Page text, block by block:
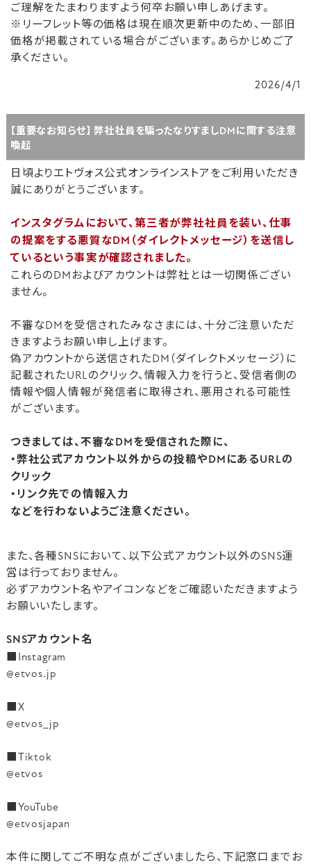
ご理解をたまわりますよう何卒お願い申しあげます。
※リーフレット等の価格は現在順次更新中のため、一部旧
価格が掲載されている場合がございます。あらかじめご了
承ください。
2026/4/1
【重要なお知らせ】 弊社社員を騙ったなりすましDMに関する注意
喚起
日頃よりエトヴォス公式オンラインストアをご利用いただき
誠にありがとうございます。
インスタグラムにおいて、第三者が弊社社員を装い、仕事
の提案をする悪質なDM（ダイレクトメッセージ）を送信し
ているという事実が確認されました。
これらのDMおよびアカウントは弊社とは一切関係ござい
ません。
不審なDMを受信されたみなさまには、十分ご注意いただ
きますようお願い申し上げます。
偽アカウントから送信されたDM（ダイレクトメッセージ）に
記載されたURLのクリック、情報入力を行うと、受信者側の
情報や個人情報が発信者に取得され、悪用される可能性
がございます。
つきましては、不審なDMを受信された際に、
・弊社公式アカウント以外からの投稿やDMにあるURLの
クリック
・リンク先での情報入力
などを行わないようご注意ください。
また、各種SNSにおいて、以下公式アカウント以外のSNS運
営は行っておりません。
必ずアカウント名やアイコンなどをご確認いただきますよう
お願いいたします。
SNSアカウント名
■Instagram
@etvos.jp
■X
@etvos_jp
■Tiktok
@etvos
■YouTube
@etvosjapan
本件に関してご不明な点がございましたら、下記窓口までお